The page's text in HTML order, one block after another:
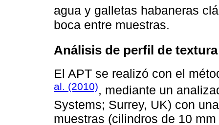
agua y galletas habaneras
boca entre muestras.
Análisis de perfil de
El APT se realizó con el
al. (2010), mediante un
Systems; Surrey, UK) con
muestras (cilindros de 10